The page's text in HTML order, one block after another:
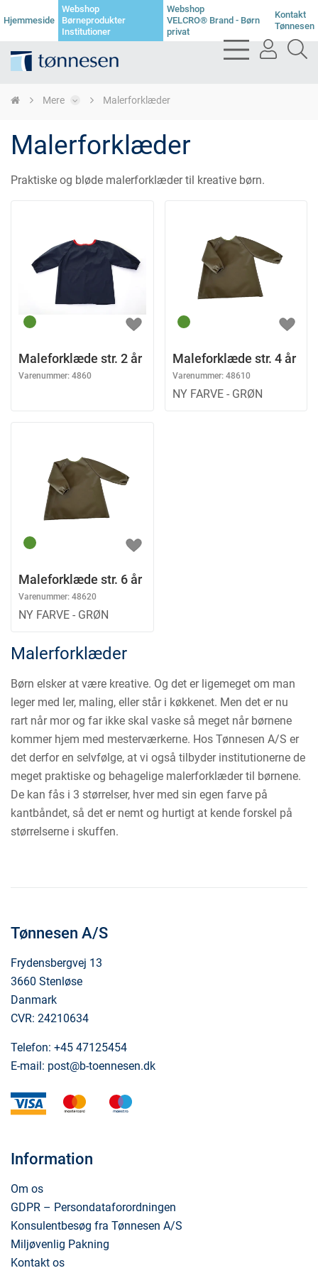
Hjemmeside
Webshop
Børneprodukter
Institutioner
Webshop
VELCRO® Brand - Børn
privat
Kontakt
Tønnesen
bars
light
user
Mere Malerforklæder
Malerforklæder
Praktiske og bløde malerforklæder til kreative børn.
Maleforklæde str. 2 år
Varenummer: 4860
Maleforklæde str. 4 år
Varenummer: 48610
NY FARVE - GRØN
Maleforklæde str. 6 år
Varenummer: 48620
NY FARVE - GRØN
Malerforklæder
Børn elsker at være kreative. Og det er ligemeget om man
leger med ler, maling, eller står i køkkenet. Men det er nu
rart når mor og far ikke skal vaske så meget når børnene
kommer hjem med mesterværkerne. Hos Tønnesen A/S er
det derfor en selvfølge, at vi også tilbyder institutionerne de
meget praktiske og behagelige malerforklæder til børnene.
De kan fås i 3 størrelser, hver med sin egen farve på
kantbåndet, så det er nemt og hurtigt at kende forskel på
størrelserne i skuffen.
Tønnesen A/S
Frydensbergvej 13
3660 Stenløse
Danmark
CVR: 24210634
Telefon: +45 47125454
E-mail: post@b-toennesen.dk
visa mastercard
Information
Om os
GDPR – Persondataforordningen
Konsulentbesøg fra Tønnesen A/S
Miljøvenlig Pakning
Kontakt os